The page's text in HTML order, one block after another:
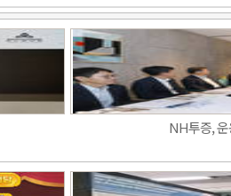
NH투증,